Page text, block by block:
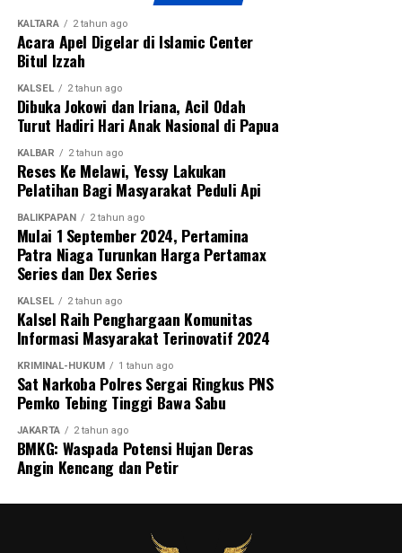
KALTARA 2 tahun ago
Acara Apel Digelar di Islamic Center
Bitul Izzah
KALSEL 2 tahun ago
Dibuka Jokowi dan Iriana, Acil Odah
Turut Hadiri Hari Anak Nasional di Papua
KALBAR 2 tahun ago
Reses Ke Melawi, Yessy Lakukan
Pelatihan Bagi Masyarakat Peduli Api
BALIKPAPAN 2 tahun ago
Mulai 1 September 2024, Pertamina
Patra Niaga Turunkan Harga Pertamax
Series dan Dex Series
KALSEL 2 tahun ago
Kalsel Raih Penghargaan Komunitas
Informasi Masyarakat Terinovatif 2024
KRIMINAL-HUKUM 1 tahun ago
Sat Narkoba Polres Sergai Ringkus PNS
Pemko Tebing Tinggi Bawa Sabu
JAKARTA 2 tahun ago
BMKG: Waspada Potensi Hujan Deras
Angin Kencang dan Petir